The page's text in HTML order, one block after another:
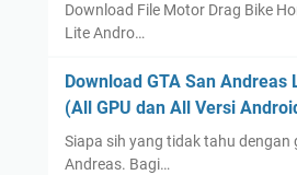
Download File Motor Drag Bike
Lite Andro…
Download GTA San Andreas
(All GPU dan All Versi
Siapa sih yang tidak tahu dengan
Andreas. Bagi…